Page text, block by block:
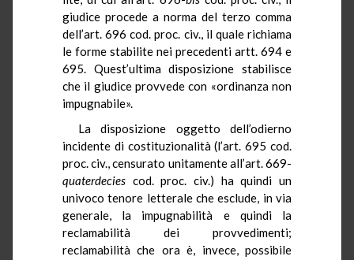
giudice procede a norma del terzo comma
dell’art. 696 cod. proc. civ., il quale richiama
le forme stabilite nei precedenti artt. 694 e
695. Quest’ultima disposizione stabilisce
che il giudice provvede con «ordinanza non
impugnabile».
La disposizione oggetto dell’odierno
incidente di costituzionalità (l’art. 695 cod.
proc. civ., censurato unitamente all’art. 669-
quaterdecies cod. proc. civ.) ha quindi un
univoco tenore letterale che esclude, in via
generale, la impugnabilità e quindi la
reclamabilità dei provvedimenti;
reclamabilità che ora è, invece, possibile